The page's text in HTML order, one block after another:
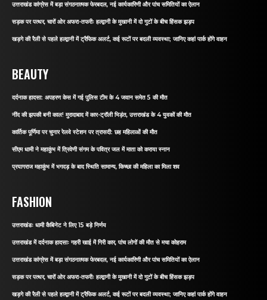
उत्तराखंड कांग्रेस में बड़ा संगठनात्मक फेरबदल, नई कार्यकारिणी और पांच समितियों का ऐलान
सड़क पर पत्थर, चारों ओर अफरा-तफरीः हल्द्वानी के मुखानी में दो गुटों के बीच हिंसक झड़प
खड़गे की रैली से पहले हल्द्वानी में ट्रैफिक अलर्ट, कई रूटों पर बदली व्यवस्था; जानिए कहां पार्क होंगे वाहन
BEAUTY
दर्दनाक हादसा: अपहरण केस में गई पुलिस टीम के 4 जवान समेत 5 की मौत
नींद की झपकी बनी काल! मुरादाबाद में कार-ट्रॉली भिड़ंत, उत्तराखंड के 4 युवकों की मौत
कार्तिक पूर्णिमा पर चुनार रेलवे स्टेशन पर त्रासदी: छह महिलाओं की मौत
सीएम धामी ने महाकुंभ में त्रिवेणी संगम के पवित्र जल में माता को कराया स्नान
प्रयागराज महाकुंभ में भगदड़ के बाद स्थिति सामान्य, किच्छा की महिला का मिला शव
FASHION
उत्तराखंडः धामी कैबिनेट ने लिए 15 बड़े निर्णय
उत्तराखंड में दर्दनाक हादसाः गहरी खाई में गिरी कार, पांच लोगों की मौत से मचा कोहराम
उत्तराखंड कांग्रेस में बड़ा संगठनात्मक फेरबदल, नई कार्यकारिणी और पांच समितियों का ऐलान
सड़क पर पत्थर, चारों ओर अफरा-तफरीः हल्द्वानी के मुखानी में दो गुटों के बीच हिंसक झड़प
खड़गे की रैली से पहले हल्द्वानी में ट्रैफिक अलर्ट, कई रूटों पर बदली व्यवस्था; जानिए कहां पार्क होंगे वाहन